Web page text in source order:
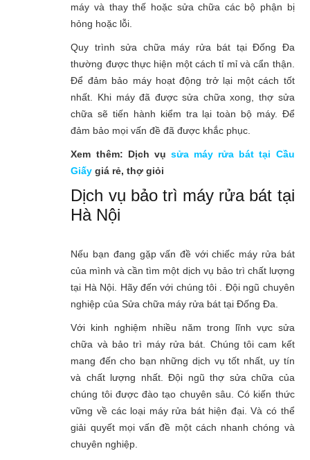
máy và thay thế hoặc sửa chữa các bộ phận bị
hỏng hoặc lỗi.
Quy trình sửa chữa máy rửa bát tại Đống Đa
thường được thực hiện một cách tỉ mỉ và cẩn thận.
Để đảm bảo máy hoạt động trở lại một cách tốt
nhất. Khi máy đã được sửa chữa xong, thợ sửa
chữa sẽ tiến hành kiểm tra lại toàn bộ máy. Để
đảm bảo mọi vấn đề đã được khắc phục.
Xem thêm: Dịch vụ sửa máy rửa bát tại Cầu
Giấygiá rẻ, thợ giỏi
Dịch vụ bảo trì máy rửa bát tại
Hà Nội
Nếu bạn đang gặp vấn đề với chiếc máy rửa bát
của mình và cần tìm một dịch vụ bảo trì chất lượng
tại Hà Nội. Hãy đến với chúng tôi . Đội ngũ chuyên
nghiệp của Sửa chữa máy rửa bát tại Đống Đa.
Với kinh nghiệm nhiều năm trong lĩnh vực sửa
chữa và bảo trì máy rửa bát. Chúng tôi cam kết
mang đến cho bạn những dịch vụ tốt nhất, uy tín
và chất lượng nhất. Đội ngũ thợ sửa chữa của
chúng tôi được đào tạo chuyên sâu. Có kiến thức
vững về các loại máy rửa bát hiện đại. Và có thể
giải quyết mọi vấn đề một cách nhanh chóng và
chuyên nghiệp.